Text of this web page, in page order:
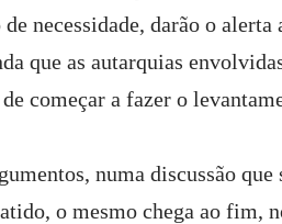
necessidade, darão o alerta
que as autarquias
começar a fazer o
numa discussão que
o mesmo chega ao fim,